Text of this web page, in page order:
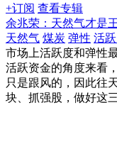
+订阅 查看专辑
余兆荣：天然气才是
天然气 煤炭 弹性 活
市场上活跃度和弹性
活跃资金的角度来看
只是跟风的，因此往
块、抓强股，做好这